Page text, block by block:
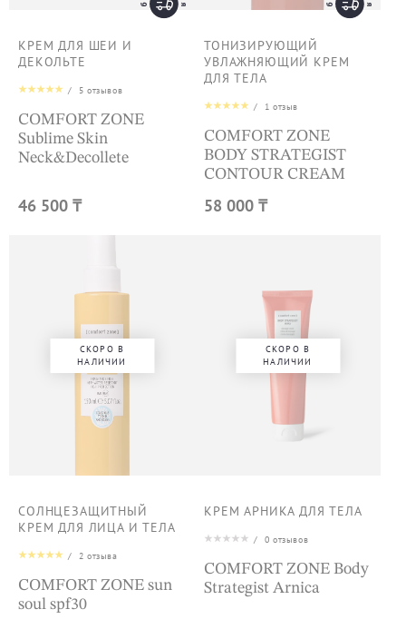
КРЕМ ДЛЯ ШЕИ И
ДЕКОЛЬТЕ
/ 5 отзывов
COMFORT ZONE
Sublime Skin
Neck&Decollete
46 500 ₸
ТОНИЗИРУЮЩИЙ
УВЛАЖНЯЮЩИЙ КРЕМ
ДЛЯ ТЕЛА
/ 1 отзыв
COMFORT ZONE
BODY STRATEGIST
CONTOUR CREAM
58 000 ₸
СКОРО В
НАЛИЧИИ
СОЛНЦЕЗАЩИТНЫЙ
КРЕМ ДЛЯ ЛИЦА И ТЕЛА
/ 2 отзыва
COMFORT ZONE sun
soul spf30
СКОРО В
НАЛИЧИИ
КРЕМ АРНИКА ДЛЯ ТЕЛА
/ 0 отзывов
COMFORT ZONE Body
Strategist Arnica